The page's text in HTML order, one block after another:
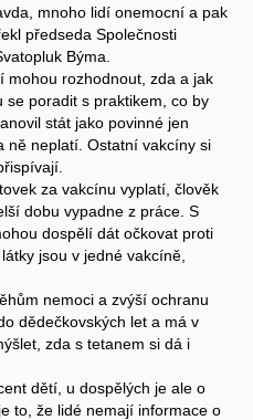
mnoho lidí onemocní a pak
předseda Společnosti
Býma.
mohou rozhodnout, zda a jak
poradit s praktikem, co by
stát jako povinné jen
ně neplatí. Ostatní vakcíny si
za vakcínu vyplatí, člověk
dobu vypadne z práce. S
dospělí dát očkovat proti
jsou v jedné vakcíně,
nemoci a zvýší ochranu
dědečkovských let a má v
zda s tetanem si dá i
dětí, u dospělých je ale o
to, že lidé nemají informace o